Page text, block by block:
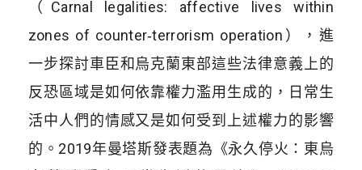
（Carnal legalities: affective lives within
zones of counter‑terrorism operation），進
一步探討車臣和烏克蘭東部這些法律意義上的
反恐區域是如何依靠權力濫用生成的，日常生
活中人們的情感又是如何受到上述權力的影響
的。2019年曼塔斯發表題為《永久停火：東烏